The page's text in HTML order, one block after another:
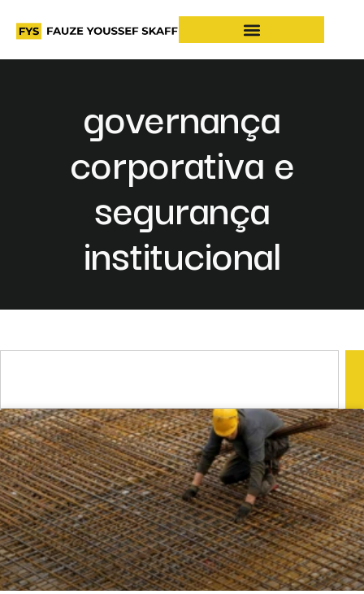
governança
corporativa e
segurança
institucional